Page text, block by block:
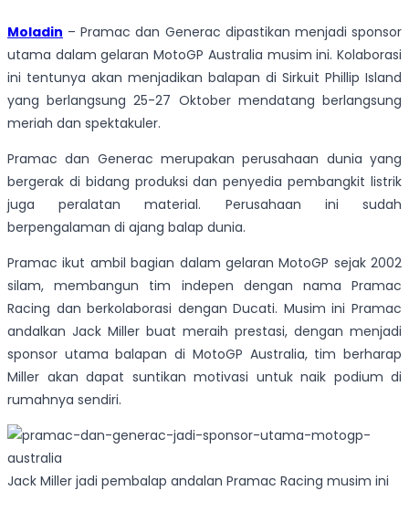
Moladin – Pramac dan Generac dipastikan menjadi sponsor
utama dalam gelaran MotoGP Australia musim ini. Kolaborasi
ini tentunya akan menjadikan balapan di Sirkuit Phillip Island
yang berlangsung 25-27 Oktober mendatang berlangsung
meriah dan spektakuler.
Pramac dan Generac merupakan perusahaan dunia yang
bergerak di bidang produksi dan penyedia pembangkit listrik
juga peralatan material. Perusahaan ini sudah
berpengalaman di ajang balap dunia.
Pramac ikut ambil bagian dalam gelaran MotoGP sejak 2002
silam, membangun tim indepen dengan nama Pramac
Racing dan berkolaborasi dengan Ducati. Musim ini Pramac
andalkan Jack Miller buat meraih prestasi, dengan menjadi
sponsor utama balapan di MotoGP Australia, tim berharap
Miller akan dapat suntikan motivasi untuk naik podium di
rumahnya sendiri.
Jack Miller jadi pembalap andalan Pramac Racing musim ini